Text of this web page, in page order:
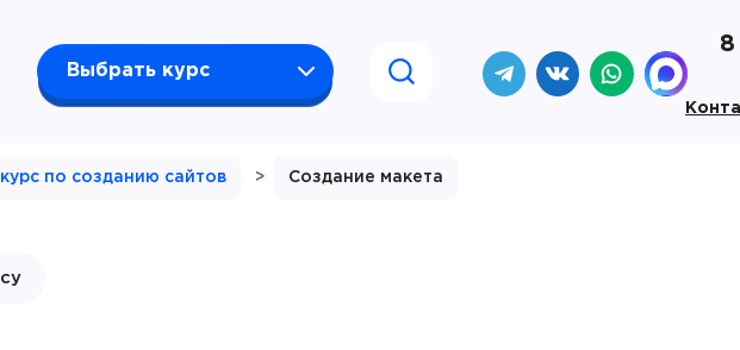
Выбрать курс
8
по созданию сайтов > Создание макета